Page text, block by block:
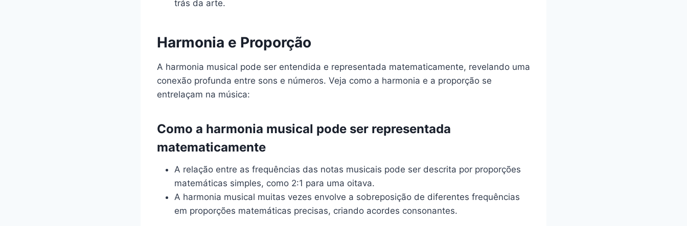
trás da arte.
Harmonia e Proporção
A harmonia musical pode ser entendida e representada matematicamente, revelando uma
conexão profunda entre sons e números. Veja como a harmonia e a proporção se
entrelaçam na música:
Como a harmonia musical pode ser representada
matematicamente
A relação entre as frequências das notas musicais pode ser descrita por proporções
matemáticas simples, como 2:1 para uma oitava.
A harmonia musical muitas vezes envolve a sobreposição de diferentes frequências
em proporções matemáticas precisas, criando acordes consonantes.